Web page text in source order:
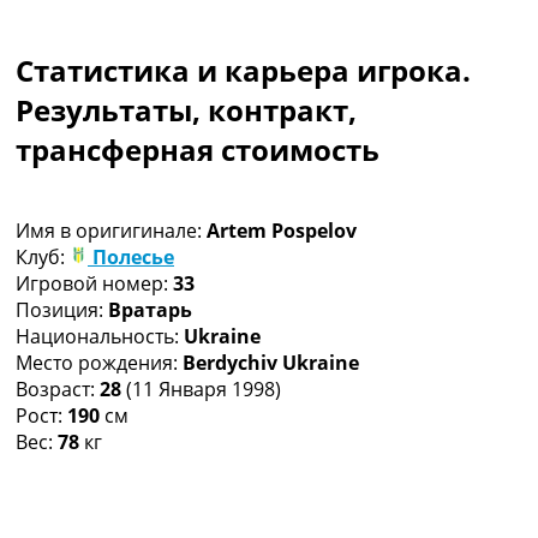
Чемпионат Мира
Украина. Премьер-Лига
Украина. Первая Лига
Лига Чемпионов
Другие Турниры >>>
Таблицы
Таблицы групп Чемпионата Мира
Украина. Премьер-Лига
Украина. Первая Лига
Лига Чемпионов. Таблицы групп
Англия. Премьер-Лига
Испания. Ла Лига
Статистика и карьера игрока.
Результаты, контракт,
трансферная стоимость
Имя в оригигинале: Artem Pospelov
Клуб:
Полесье
Игровой номер: 33
Позиция: Вратарь
Национальность: Ukraine
Место рождения: Berdychiv Ukraine
Возраст: 28(11 Января 1998)
Рост: 190 см
Вес: 78 кг